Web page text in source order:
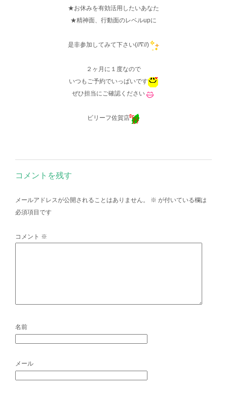
★お休みを有効活用したいあなた
★精神面、行動面のレベルupに
是非参加してみて下さい(//∇//)
２ヶ月に１度なので
いつもご予約でいっぱいです
ぜひ担当にご確認ください
ビリーフ佐賀店
コメントを残す
メールアドレスが公開されることはありません。 ※ が付いている欄は
必須項目です
コメント ※
名前
メール